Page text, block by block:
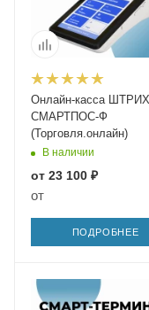
Онлайн-касса
СМАРТПОС-Ф
(Торговля.онлайн)
В наличии
от 23 100 ₽
от
ПОДРОБНЕЕ